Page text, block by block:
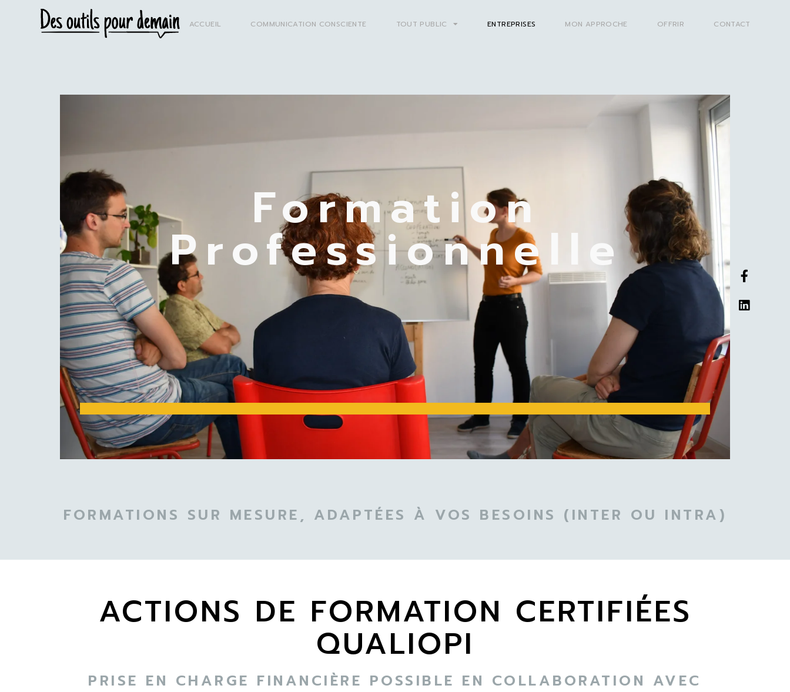
ACCUEIL COMMUNICATION CONSCIENTE TOUT PUBLIC ENTREPRISES MON APPROCHE OFFRIR CONTACT
FORMATIONS SUR MESURE, ADAPTÉES À VOS BESOINS (INTER OU INTRA)
Formation
Professionnelle
ACTIONS DE FORMATION CERTIFIÉES
QUALIOPI
PRISE EN CHARGE FINANCIÈRE POSSIBLE EN COLLABORATION AVEC